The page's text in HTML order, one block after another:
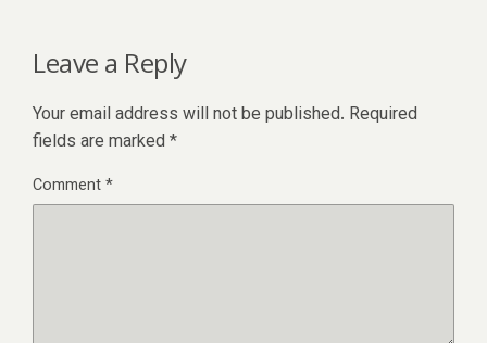
Leave a Reply
Your email address will not be published. Required
fields are marked *
Comment*